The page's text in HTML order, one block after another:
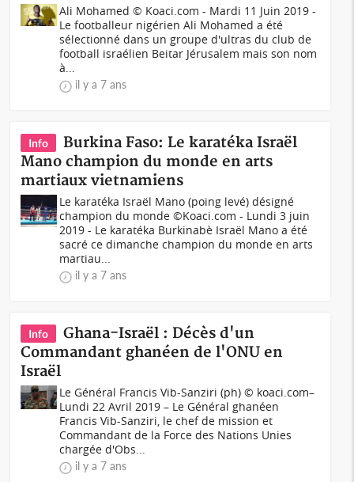
Ali Mohamed © Koaci.com - Mardi 11 Juin 2019 -
Le footballeur nigérien Ali Mohamed a été
sélectionné dans un groupe d'ultras du club de
football israélien Beitar Jérusalem mais son nom
à...
il y a 7 ans
Info
Burkina Faso: Le karatéka Israël
Mano champion du monde en arts
martiaux vietnamiens
Le karatéka Israël Mano (poing levé) désigné
champion du monde ©Koaci.com - Lundi 3 juin
2019 - Le karatéka Burkinabè Israël Mano a été
sacré ce dimanche champion du monde en arts
martiau...
il y a 7 ans
Info
Ghana-Israël : Décès d'un
Commandant ghanéen de l'ONU en
Israël
Le Général Francis Vib-Sanziri (ph) © koaci.com–
Lundi 22 Avril 2019 – Le Général ghanéen
Francis Vib-Sanziri, le chef de mission et
Commandant de la Force des Nations Unies
chargée d'Obs...
il y a 7 ans